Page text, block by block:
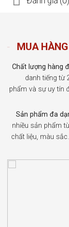
MUA
Chất lượng hàng
danh tiếng từ
phẩm và sự uy tín
Sản phẩm đa
nhiều sản phẩm
chất liệu, màu